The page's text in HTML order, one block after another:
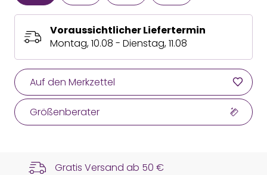
Voraussichtlicher Liefertermin
Montag, 10.08 - Dienstag, 11.08
Auf den Merkzettel
Größenberater
Gratis Versand ab 50 €